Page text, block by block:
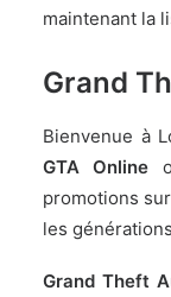
maintenant la
Grand
Bienvenue à
GTA Online
promotions
les
Grand Theft